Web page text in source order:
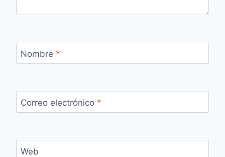
Nombre *
Correo electrónico *
Web